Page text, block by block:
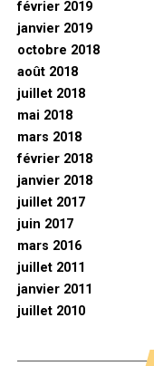
février 2019
janvier 2019
octobre 2018
août 2018
juillet 2018
mai 2018
mars 2018
février 2018
janvier 2018
juillet 2017
juin 2017
mars 2016
juillet 2011
janvier 2011
juillet 2010